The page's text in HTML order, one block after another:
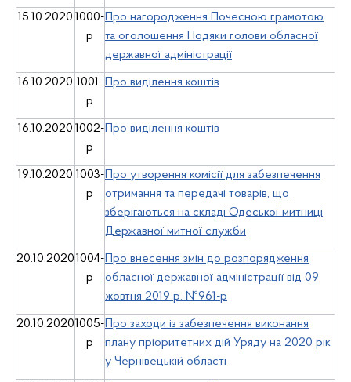
15.10.2020 1000-
р
Про нагородження Почесною грамотою
та оголошення Подяки голови обласної
державної адміністрації
16.10.2020 1001-
р
Про виділення коштів
16.10.2020 1002-
р
Про виділення коштів
19.10.2020 1003-
р
Про утворення комісії для забезпечення
отримання та передачі товарів, що
зберігаються на складі Одеської митниці
Державної митної служби
20.10.20201004-
р
Про внесення змін до розпорядження
обласної державної адміністрації від 09
жовтня 2019 р. №961-р
20.10.20201005-
р
Про заходи із забезпечення виконання
плану пріоритетних дій Уряду на 2020 рік
у Чернівецькій області